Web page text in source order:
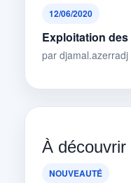
12/06/2020
Exploitation
par djamal.azerradj
À
NOUVEAUTÉ